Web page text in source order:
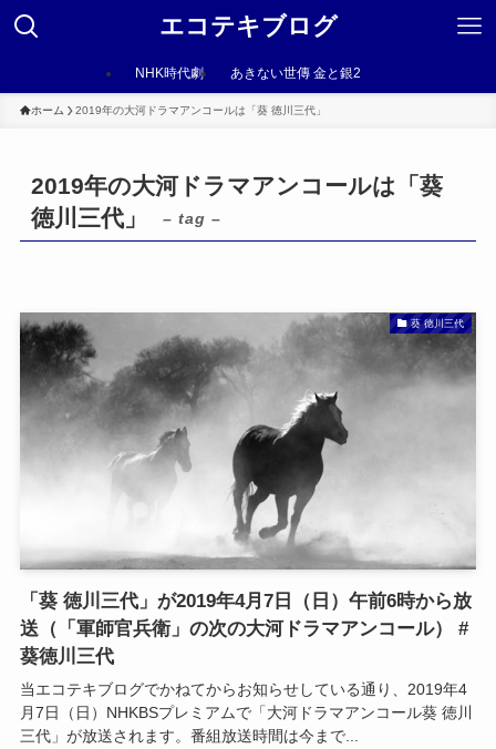
エコテキブログ
NHK時代劇 あきない世傳 金と銀2
ホーム 2019年の大河ドラマアンコールは「葵 徳川三代」
2019年の大河ドラマアンコールは「葵
徳川三代」
– tag –
葵 徳川三代
「葵 徳川三代」が2019年4月7日（日）午前6時から放
送（「軍師官兵衛」の次の大河ドラマアンコール） #
葵徳川三代
当エコテキブログでかねてからお知らせしている通り、2019年4
月7日（日）NHKBSプレミアムで「大河ドラマアンコール葵 徳川
三代」が放送されます。番組放送時間は今まで...